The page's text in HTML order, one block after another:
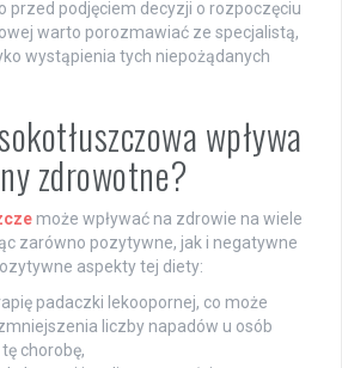
przed podjęciem decyzji o rozpoczęciu
warto porozmawiać ze specjalistą,
wystąpienia tych niepożądanych
wpływa
zdrowotne?
może wpływać na zdrowie na wiele
zarówno pozytywne, jak i negatywne
aspekty tej diety:
padaczki lekoopornej, co może
liczby napadów u osób
chorobę,